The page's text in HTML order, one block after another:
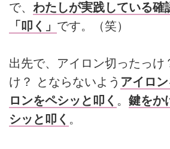
で、 わたしが実践している確
「叩く」 です。（笑）
出先で、アイロン切ったっけ
け？ とならないよう アイロ
ロンをペシッと叩く 。 鍵をか
シッと叩く 。